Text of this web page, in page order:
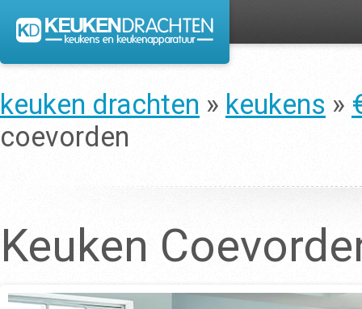
keuken drachten » keukens »
coevorden
Keuken